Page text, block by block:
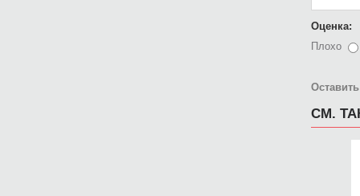
Оценка:
Плохо
СМ.